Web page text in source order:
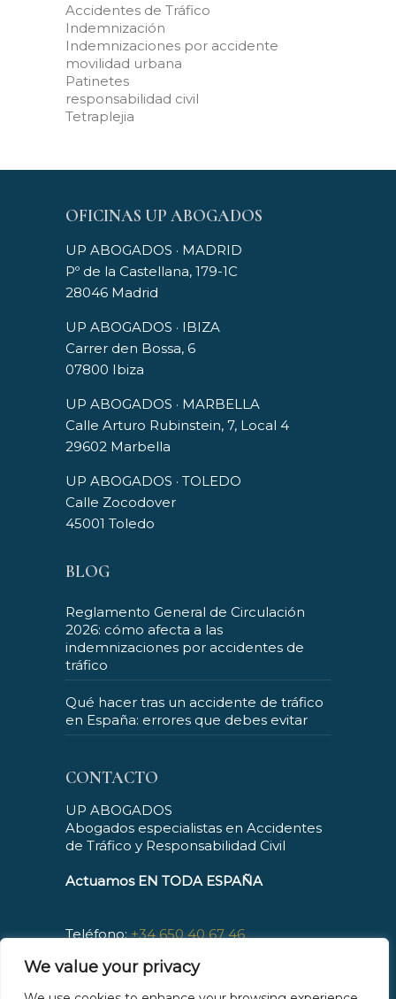
We value your privacy
Accidentes de Tráfico
Indemnización
Indemnizaciones por accidente
movilidad urbana
Patinetes
responsabilidad civil
Tetraplejia
OFICINAS UP ABOGADOS
UP ABOGADOS · MADRID
Pº de la Castellana, 179-1C
28046 Madrid
UP ABOGADOS · IBIZA
Carrer den Bossa, 6
07800 Ibiza
UP ABOGADOS · MARBELLA
Calle Arturo Rubinstein, 7, Local 4
29602 Marbella
UP ABOGADOS · TOLEDO
Calle Zocodover
45001 Toledo
BLOG
Reglamento General de Circulación
2026: cómo afecta a las
indemnizaciones por accidentes de
tráfico
Qué hacer tras un accidente de tráfico
en España: errores que debes evitar
CONTACTO
UP ABOGADOS
Abogados especialistas en Accidentes
de Tráfico y Responsabilidad Civil
Actuamos EN TODA ESPAÑA
Teléfono:+34 650 40 67 46
Atención telefónica: 24h/7 días